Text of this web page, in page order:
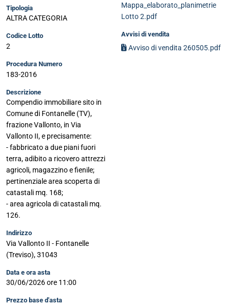
Tipologia
ALTRA CATEGORIA
Codice Lotto
2
Procedura Numero
183-2016
Descrizione
Compendio immobiliare sito in
Comune di Fontanelle (TV),
frazione Vallonto, in Via
Vallonto II, e precisamente:
- fabbricato a due piani fuori
terra, adibito a ricovero attrezzi
agricoli, magazzino e fienile;
pertinenziale area scoperta di
catastali mq. 168;
- area agricola di catastali mq.
126.
Indirizzo
Via Vallonto II - Fontanelle
(Treviso), 31043
Data e ora asta
30/06/2026 ore 11:00
Prezzo base d'asta
Mappa_elaborato_planimetrie
Lotto 2.pdf
Avvisi di vendita
Avviso di vendita 260505.pdf